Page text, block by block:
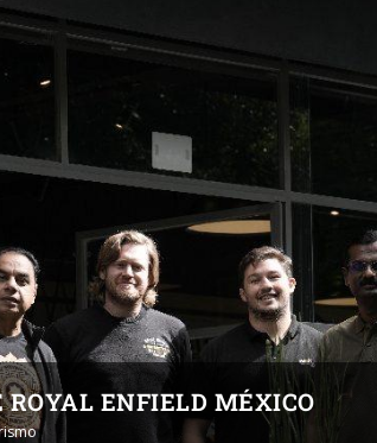
ROYAL ENFIELD MÉXICO